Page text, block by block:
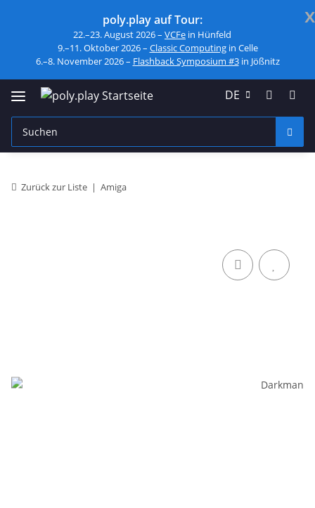
x
poly.play auf Tour:
22.–23. August 2026 – VCFe in Hünfeld
9.–11. Oktober 2026 – Classic Computingin Celle
6.–8. November 2026 – Flashback Symposium #3in Jößnitz
DE
Zurück zur Liste Amiga